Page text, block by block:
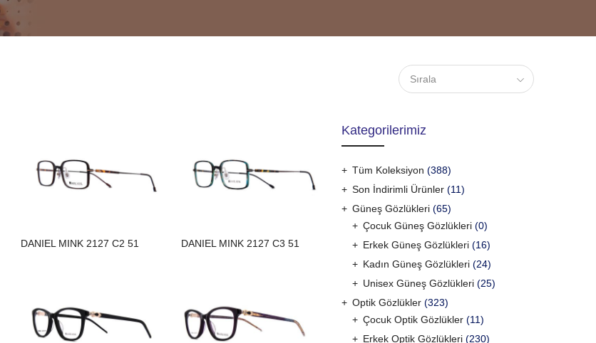
Sırala
DANIEL MINK 2127 C2 51 DANIEL MINK 2127 C3 51
Kategorilerimiz
Tüm Koleksiyon (388)
Son İndirimli Ürünler (11)
Güneş Gözlükleri (65)
Çocuk Güneş Gözlükleri (0)
Erkek Güneş Gözlükleri (16)
Kadın Güneş Gözlükleri (24)
Unisex Güneş Gözlükleri (25)
Optik Gözlükler (323)
Çocuk Optik Gözlükler (11)
Erkek Optik Gözlükleri (230)